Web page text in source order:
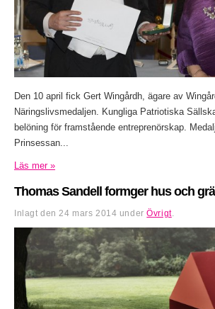
Den 10 april fick Gert Wingårdh, ägare av
Näringslivsmedaljen. Kungliga Patriotiska
belöning för framstående entreprenörskap.
Prinsessan...
Läs mer »
Thomas Sandell formger hus och
Inlagt den 24 mars 2014 underÖvrigt.